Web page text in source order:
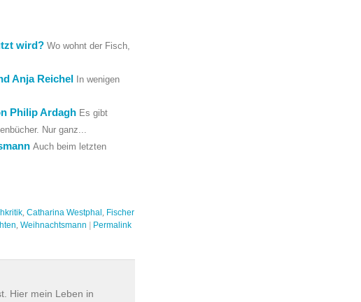
wird? Wo wohnt der Fisch,
Anja Reichel
In wenigen
Philip Ardagh Es gibt
Nur ganz...
Auch beim letzten
, Catharina Westphal , Fischer
, Weihnachtsmann Permalink
Hier mein Leben in